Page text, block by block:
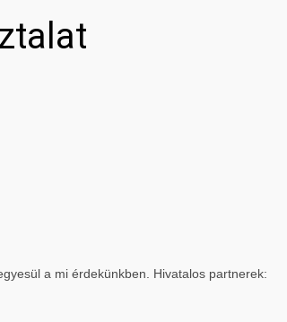
a mi érdekünkben. Hivatalos partnerek: